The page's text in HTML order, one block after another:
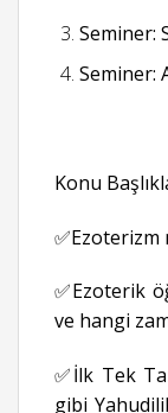
Seminer:
Seminer:
Konu
✅Ezoterizm
✅Ezoterik
ve hangi
✅İlk Tek
gibi